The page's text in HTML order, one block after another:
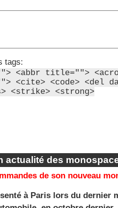
tags:
<abbr title="">
<cite> <code> <del
<strike> <strong>
actualité des
de son nouveau
à Paris lors du dernier